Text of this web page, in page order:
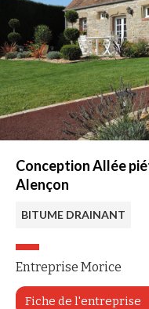
Conception Allée
Alençon
BITUME DRAINANT
Entreprise Morice
Fiche de l'entreprise